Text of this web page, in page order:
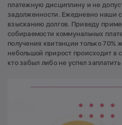
платежную дисциплину и не
задолженности. Ежедневно наши
взысканию долгов. Приведу
собираемости коммунальных
получения квитанции только 70%
небольшой прирост происходит в
кто забыл либо не успел заплатить